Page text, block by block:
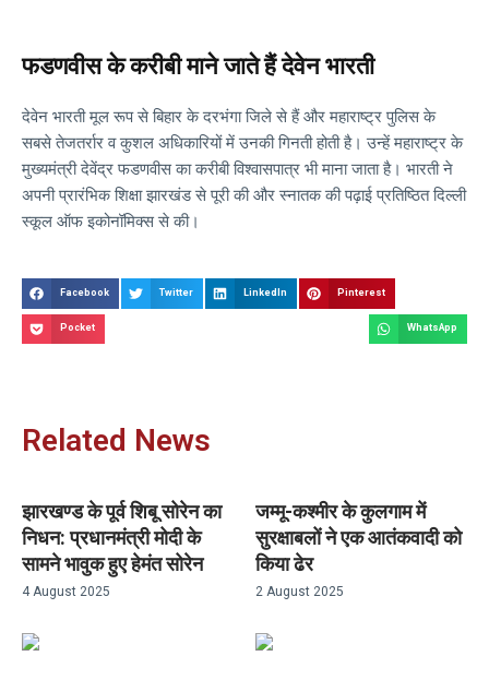
फडणवीस के करीबी माने जाते हैं देवेन भारती
देवेन भारती मूल रूप से बिहार के दरभंगा जिले से हैं और महाराष्ट्र पुलिस के
सबसे तेजतर्रार व कुशल अधिकारियों में उनकी गिनती होती है। उन्हें महाराष्ट्र के
मुख्यमंत्री देवेंद्र फडणवीस का करीबी विश्वासपात्र भी माना जाता है। भारती ने
अपनी प्रारंभिक शिक्षा झारखंड से पूरी की और स्नातक की पढ़ाई प्रतिष्ठित दिल्ली
स्कूल ऑफ इकोनॉमिक्स से की।
Facebook Twitter LinkedIn Pinterest
Pocket WhatsApp
Related News
झारखण्ड के पूर्व शिबू सोरेन का
निधन: प्रधानमंत्री मोदी के
सामने भावुक हुए हेमंत सोरेन
4 August 2025
जम्मू-कश्मीर के कुलगाम में
सुरक्षाबलों ने एक आतंकवादी को
किया ढेर
2 August 2025